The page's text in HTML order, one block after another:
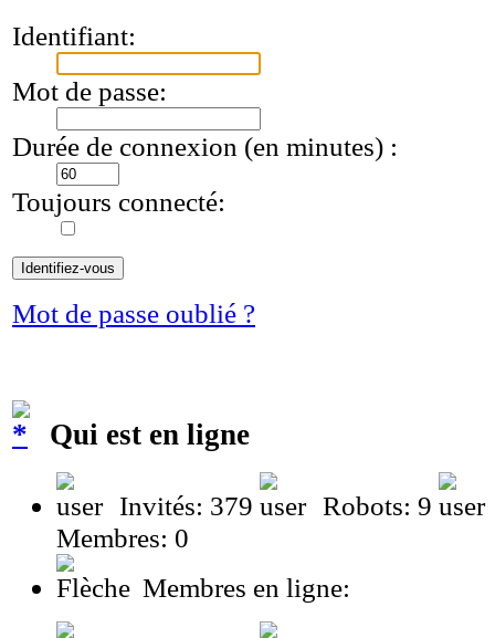
Identifiant:
Mot de passe:
Durée de connexion (en minutes) :
Toujours connecté:
Mot de passe oublié ?
Qui est en ligne
Invités: 379
Robots: 9
Membres: 0
Membres en ligne: